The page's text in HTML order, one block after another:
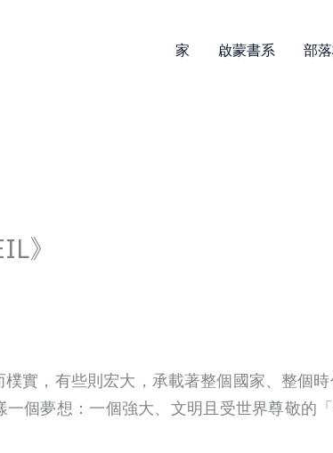
家 啟蒙書系 部
》
實，有些則宏大，承載著整個國家、整個
個夢想：一個強大、文明且受世界尊敬的